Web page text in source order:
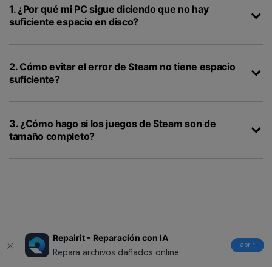
Repairit - Reparación con IA
Repara archivos dañados online.
abrir
1. ¿Por qué mi PC sigue diciendo que no hay
suficiente espacio en disco?
2. Cómo evitar el error de Steam no tiene espacio
suficiente?
3. ¿Cómo hago si los juegos de Steam son de
tamaño completo?
Síguenos en: